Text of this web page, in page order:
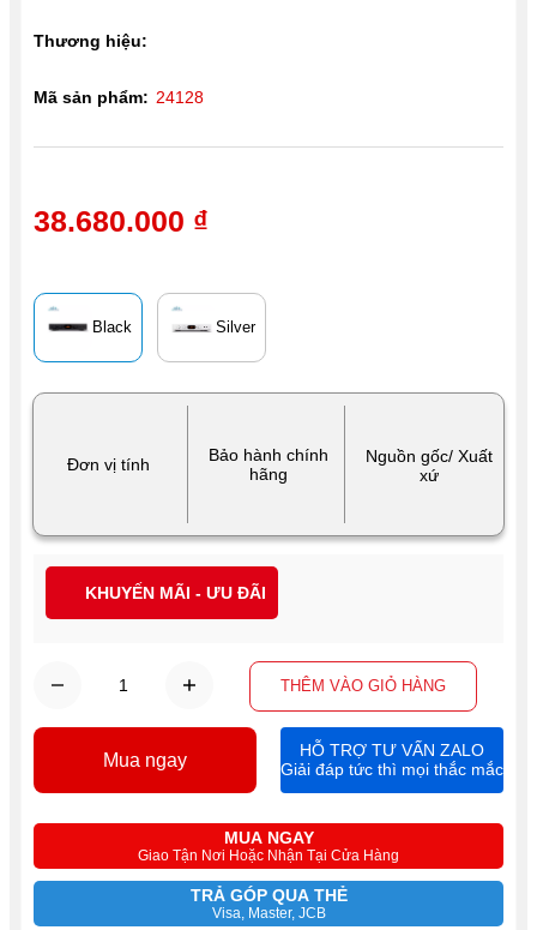
Đơn vị tính
Bảo hành chính
hãng
Nguồn gốc/ Xuất
xứ
Black Silver
THÊM VÀO GIỎ HÀNG
MUA NGAY
Giao Tận Nơi Hoặc Nhận Tại Cửa Hàng
TRẢ GÓP QUA THẺ
Visa, Master, JCB
38.680.000 ₫
Thương hiệu:
Mã sản phẩm: 24128
Mua ngay
HỖ TRỢ TƯ VẤN ZALO
Giải đáp tức thì mọi thắc mắc
KHUYẾN MÃI - ƯU ĐÃI